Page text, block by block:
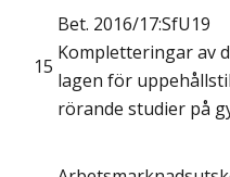
15
Bet. 2016/17:SfU19
Kompletteringar av
lagen för
rörande studier på